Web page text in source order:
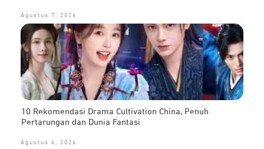
Agustus 7, 2026
10 Rekomendasi Drama Cultivation China, Penuh
Pertarungan dan Dunia Fantasi
Agustus 6, 2026